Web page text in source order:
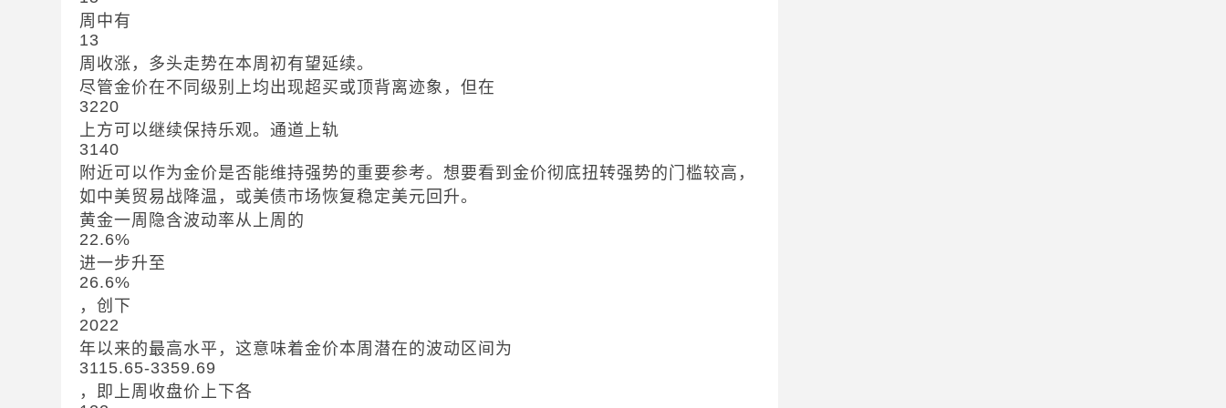
周中有
13
周收涨，多头走势在本周初有望延续。
尽管金价在不同级别上均出现超买或顶背离迹象，但在
3220
上方可以继续保持乐观。通道上轨
3140
附近可以作为金价是否能维持强势的重要参考。想要看到金价彻底扭转强势的门槛较高，
如中美贸易战降温，或美债市场恢复稳定美元回升。
黄金一周隐含波动率从上周的
22.6%
进一步升至
26.6%
，创下
2022
年以来的最高水平，这意味着金价本周潜在的波动区间为
3115.65-3359.69
，即上周收盘价上下各